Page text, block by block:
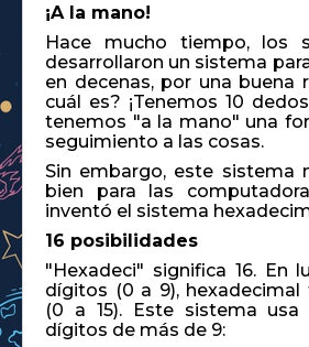
¡A la mano!
Hace mucho tiempo, los
desarrollaron un sistema
en decenas, por una buena
cuál es? ¡Tenemos 10
tenemos "a la mano" una
seguimiento a las cosas.
Sin embargo, este sistema
bien para las
inventó el sistema
16 posibilidades
"Hexadeci" significa 16. En
dígitos (0 a 9), hexadecimal
(0 a 15). Este sistema
dígitos de más de 9: